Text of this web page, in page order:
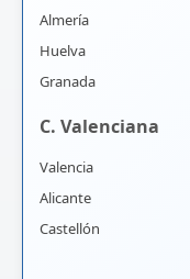
Almería
Huelva
Granada
C. Valenciana
Valencia
Alicante
Castellón